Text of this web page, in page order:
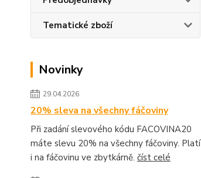
Tematické zboží
Novinky
29.04.2026
20% sleva na všechny fáčoviny
Při zadání slevového kódu FACOVINA20
máte slevu 20% na všechny fáčoviny. Platí
i na fáčovinu ve zbytkárně. číst celé